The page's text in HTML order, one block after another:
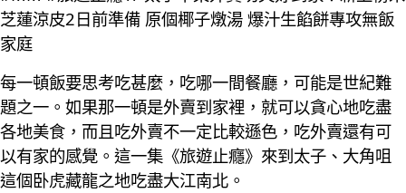
芝蓮涼皮2日前準備 原個椰子燉湯 爆汁生餡餅專攻無飯
家庭
每一頓飯要思考吃甚麼，吃哪一間餐廳，可能是世紀難
題之一。如果那一頓是外賣到家裡，就可以貪心地吃盡
各地美食，而且吃外賣不一定比較遜色，吃外賣還有可
以有家的感覺。這一集《旅遊止癮》來到太子、大角咀
這個卧虎藏龍之地吃盡大江南北。